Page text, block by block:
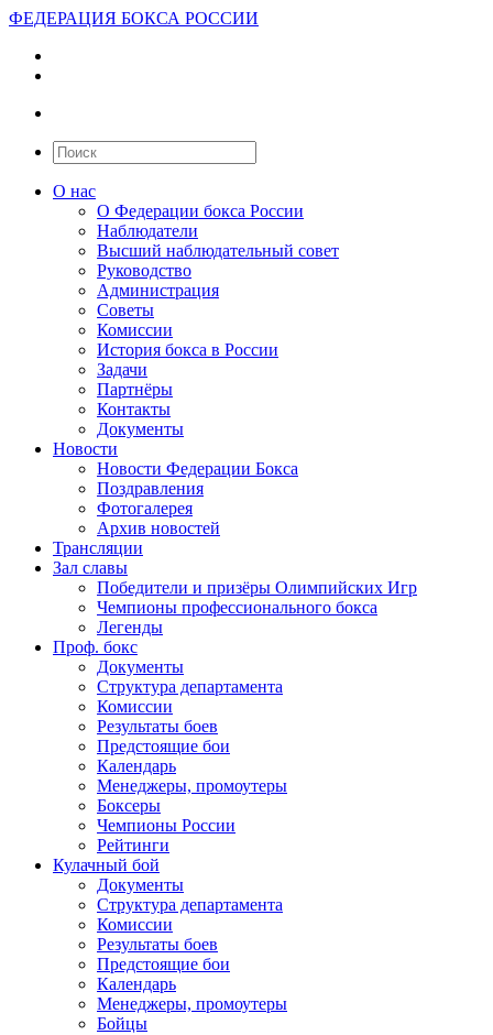
ФЕДЕРАЦИЯ БОКСА РОССИИ
О нас
О Федерации бокса России
Наблюдатели
Высший наблюдательный совет
Руководство
Администрация
Советы
Комиссии
История бокса в России
Задачи
Партнёры
Контакты
Документы
Новости
Новости Федерации Бокса
Поздравления
Фотогалерея
Архив новостей
Трансляции
Зал славы
Победители и призёры Олимпийских Игр
Чемпионы профессионального бокса
Легенды
Проф. бокс
Документы
Структура департамента
Комиссии
Результаты боев
Предстоящие бои
Календарь
Менеджеры, промоутеры
Боксеры
Чемпионы России
Рейтинги
Кулачный бой
Документы
Структура департамента
Комиссии
Результаты боев
Предстоящие бои
Календарь
Менеджеры, промоутеры
Бойцы